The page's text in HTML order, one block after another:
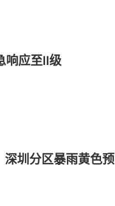
响应至Ⅱ级
深圳分区暴雨黄色预